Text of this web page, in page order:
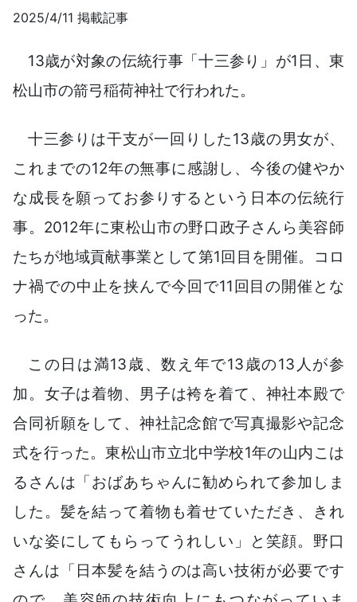
2025/4/11 掲載記事
13歳が対象の伝統行事「十三参り」が1日、東
松山市の箭弓稲荷神社で行われた。
十三参りは干支が一回りした13歳の男女が、
これまでの12年の無事に感謝し、今後の健やか
な成長を願ってお参りするという日本の伝統行
事。2012年に東松山市の野口政子さんら美容師
たちが地域貢献事業として第1回目を開催。コロ
ナ禍での中止を挟んで今回で11回目の開催とな
った。
この日は満13歳、数え年で13歳の13人が参
加。女子は着物、男子は袴を着て、神社本殿で
合同祈願をして、神社記念館で写真撮影や記念
式を行った。東松山市立北中学校1年の山内こは
るさんは「おばあちゃんに勧められて参加しま
した。髪を結って着物も着せていただき、きれ
いな姿にしてもらってうれしい」と笑顔。野口
さんは「日本髪を結うのは高い技術が必要です